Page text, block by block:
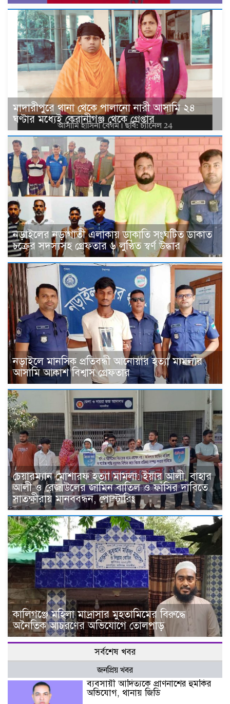
মাদারীপুরে থানা থেকে পালানো নারী আসামি ২৪
ঘণ্টার মধ্যেই কেরানীগঞ্জ থেকে গ্রেপ্তার
নড়াইলের নড়াগাতী এলাকায় ডাকাতি সংঘটিত ডাকাত
চক্রের সদস্যসহ গ্রেফতার ৬ লুণ্ঠিত স্বর্ণ উদ্ধার
নড়াইলে মানসিক প্রতিবন্ধী আনোয়ার হত্যা মামলার
আসামি আকাশ বিশ্বাস গ্রেফতার
চেয়ারম্যান মোশারফ হত্যা মামলা: ইয়ার আলী, বাহার
আলী ও রেজাউলের জামিন বাতিল ও ফাঁসির দাবিতে
সাতক্ষীরায় মানববন্ধন, পোস্টারিং
কালিগঞ্জে মহিলা মাদ্রাসার মুহতামিমের বিরুদ্ধে
অনৈতিক আচরণের অভিযোগে তোলপাড়
সর্বশেষ খবর
জনপ্রিয় খবর
ব্যবসায়ী আদিত্যকে প্রাণনাশের হুমকির
অভিযোগ, থানায় জিডি